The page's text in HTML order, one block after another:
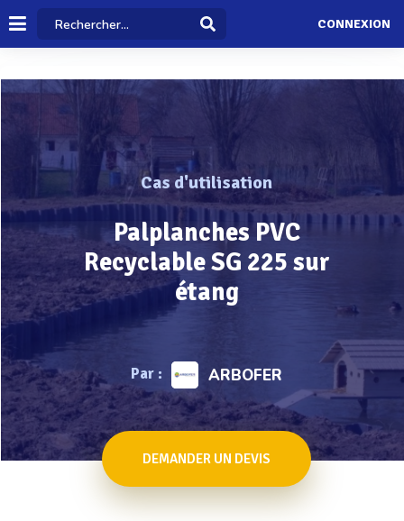
CONNEXION
Cas d'utilisation
Palplanches PVC
Recyclable SG 225 sur
étang
Par : ARBOFER
DEMANDER UN DEVIS